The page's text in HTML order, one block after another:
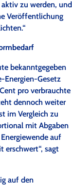
zu werden, und
Veröffentlichung
bekanntgegeben
Energien-Gesetz
pro verbrauchte
dennoch weiter
im Vergleich zu
mit Abgaben
auf
erschwert“, sagt
auf den